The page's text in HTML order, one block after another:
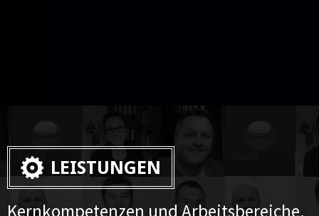
LEISTUNGEN
Kernkompetenzen und Arbeitsbereiche.